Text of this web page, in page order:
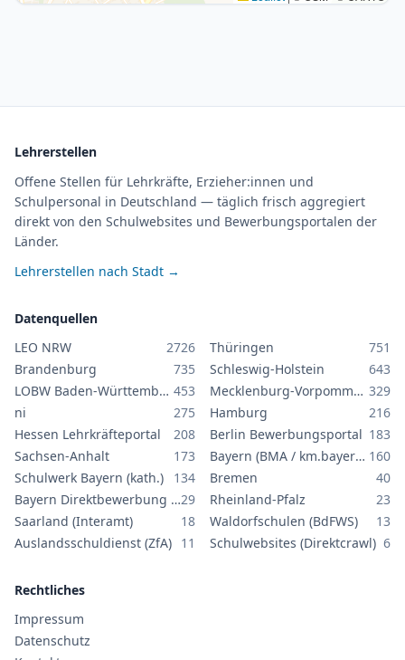
Lehrerstellen
Offene Stellen für Lehrkräfte, Erzieher:innen und
Schulpersonal in Deutschland — täglich frisch aggregiert
direkt von den Schulwebsites und Bewerbungsportalen der
Länder.
Lehrerstellen nach Stadt →
Datenquellen
LEO NRW
2726 Thüringen
751
Brandenburg
735 Schleswig-Holstein
643
LOBW Baden-Württemberg 453 Mecklenburg-Vorpommern 329
ni
275 Hamburg
216
Hessen Lehrkräfteportal
208 Berlin Bewerbungsportal 183
Sachsen-Anhalt
173 Bayern (BMA / km.bayern.de) 160
Schulwerk Bayern (kath.)
134 Bremen
40
Bayern Direktbewerbung GS/MS29 Rheinland-Pfalz
23
Saarland (Interamt)
18 Waldorfschulen (BdFWS)
13
Auslandsschuldienst (ZfA) 11 Schulwebsites (Direktcrawl) 6
Rechtliches
Impressum
Datenschutz